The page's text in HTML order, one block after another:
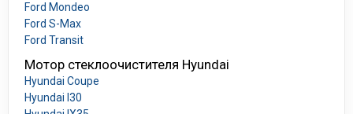
Ford Mondeo
Ford S-Max
Ford Transit
Мотор стеклоочистителя Hyundai
Hyundai Coupe
Hyundai I30